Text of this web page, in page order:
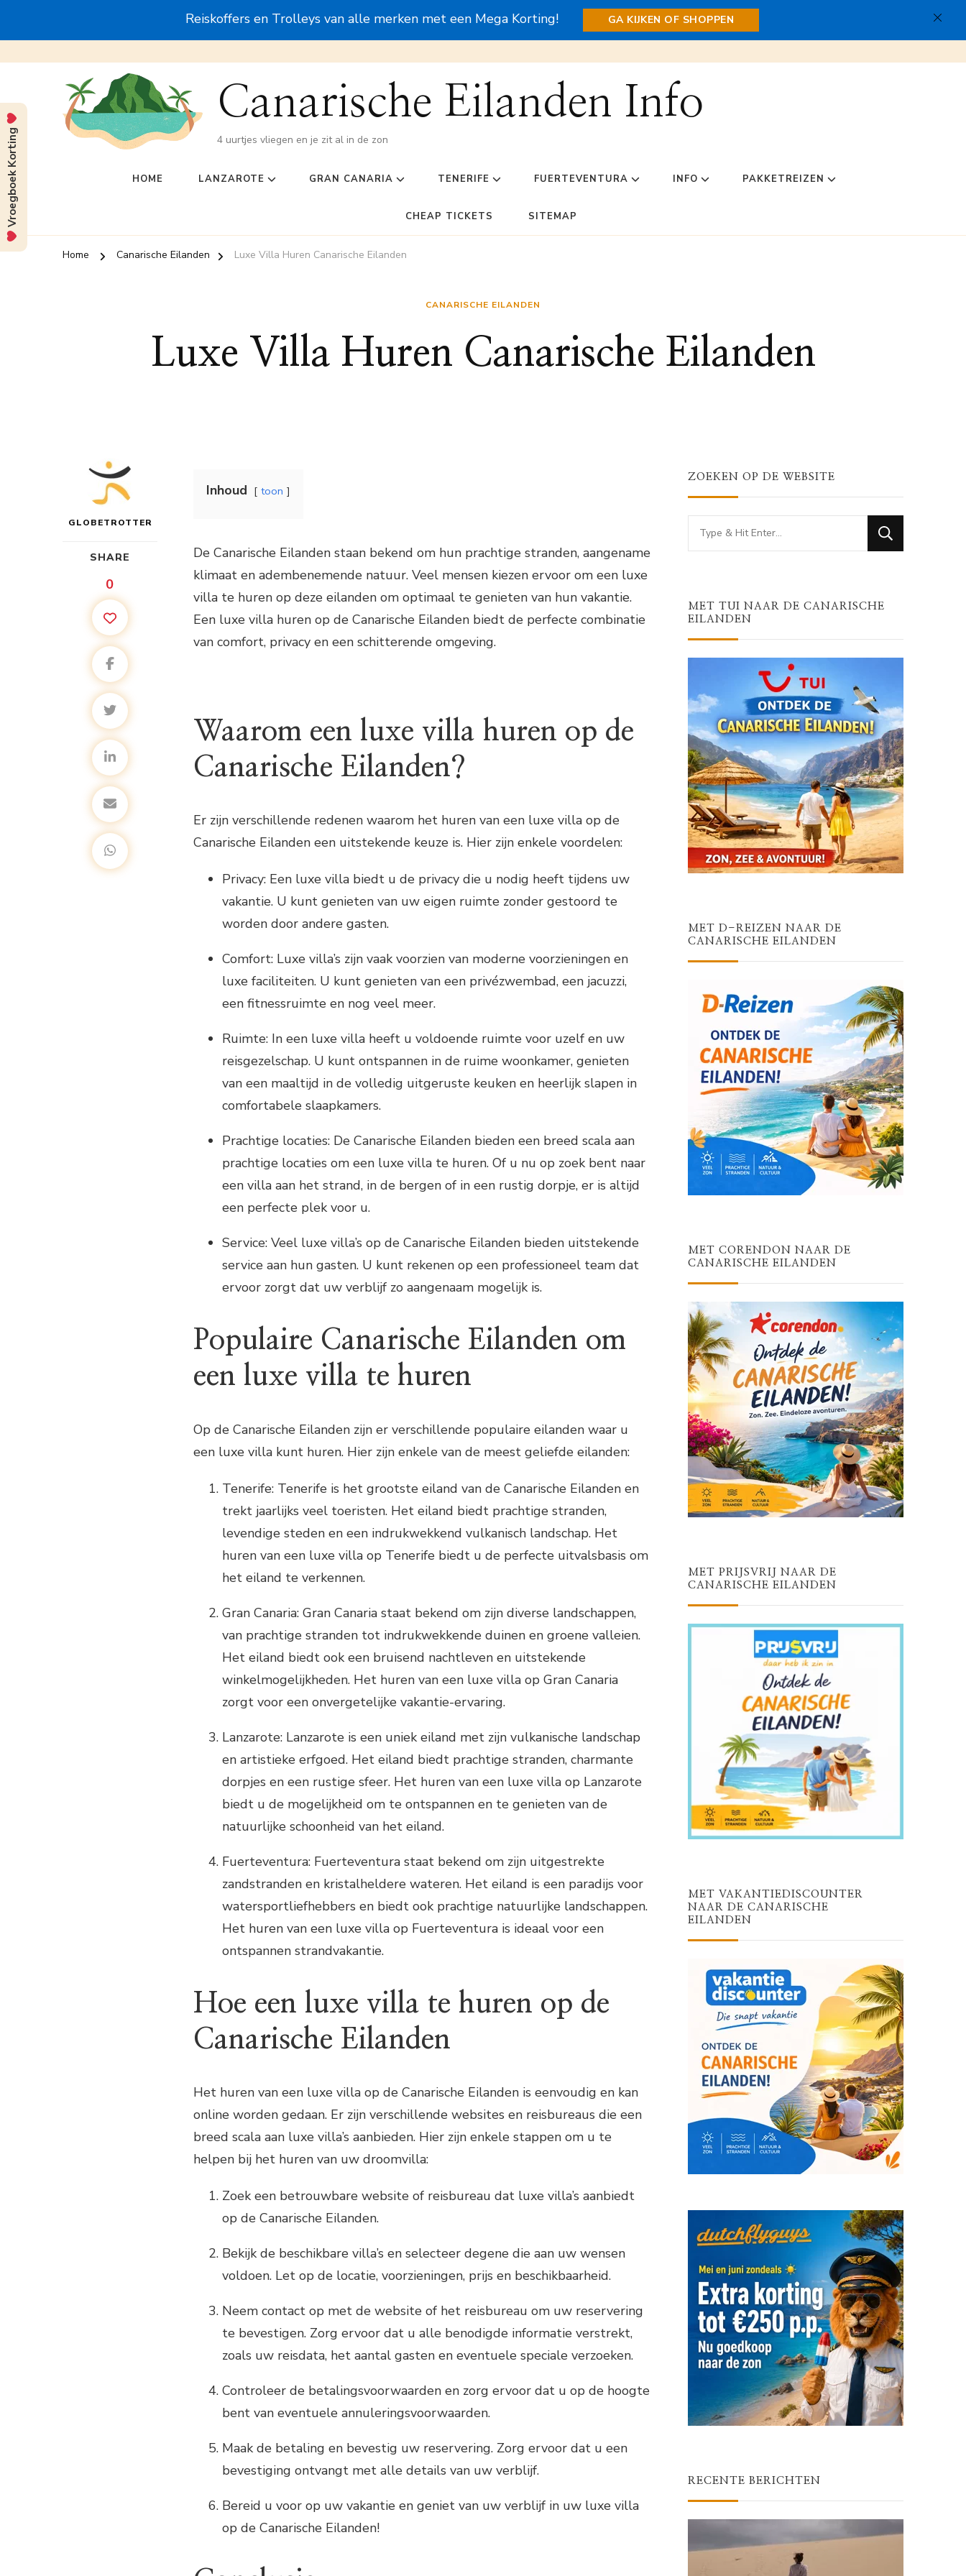
Reiskoffers en Trolleys van alle merken met een Mega Korting! GA KIJKEN OF SHOPPEN
Canarische Eilanden Info
4 uurtjes vliegen en je zit al in de zon
HOME LANZAROTE GRAN CANARIA TENERIFE FUERTEVENTURA INFO PAKKETREIZEN
CHEAP TICKETS SITEMAP
Home Canarische Eilanden Luxe Villa Huren Canarische Eilanden
CANARISCHE EILANDEN
Luxe Villa Huren Canarische Eilanden
GLOBETROTTER
SHARE
0
Inhoud toon
De Canarische Eilanden staan bekend om hun prachtige stranden, aangename
klimaat en adembenemende natuur. Veel mensen kiezen ervoor om een luxe
villa te huren op deze eilanden om optimaal te genieten van hun vakantie.
Een luxe villa huren op de Canarische Eilanden biedt de perfecte combinatie
van comfort, privacy en een schitterende omgeving.
Waarom een luxe villa huren op de
Canarische Eilanden?
Er zijn verschillende redenen waarom het huren van een luxe villa op de
Canarische Eilanden een uitstekende keuze is. Hier zijn enkele voordelen:
Privacy: Een luxe villa biedt u de privacy die u nodig heeft tijdens uw
vakantie. U kunt genieten van uw eigen ruimte zonder gestoord te
worden door andere gasten.
Comfort: Luxe villa’s zijn vaak voorzien van moderne voorzieningen en
luxe faciliteiten. U kunt genieten van een privézwembad, een jacuzzi,
een fitnessruimte en nog veel meer.
Ruimte: In een luxe villa heeft u voldoende ruimte voor uzelf en uw
reisgezelschap. U kunt ontspannen in de ruime woonkamer, genieten
van een maaltijd in de volledig uitgeruste keuken en heerlijk slapen in
comfortabele slaapkamers.
Prachtige locaties: De Canarische Eilanden bieden een breed scala aan
prachtige locaties om een luxe villa te huren. Of u nu op zoek bent naar
een villa aan het strand, in de bergen of in een rustig dorpje, er is altijd
een perfecte plek voor u.
Service: Veel luxe villa’s op de Canarische Eilanden bieden uitstekende
service aan hun gasten. U kunt rekenen op een professioneel team dat
ervoor zorgt dat uw verblijf zo aangenaam mogelijk is.
Populaire Canarische Eilanden om
een luxe villa te huren
Op de Canarische Eilanden zijn er verschillende populaire eilanden waar u
een luxe villa kunt huren. Hier zijn enkele van de meest geliefde eilanden:
Tenerife: Tenerife is het grootste eiland van de Canarische Eilanden en
trekt jaarlijks veel toeristen. Het eiland biedt prachtige stranden,
levendige steden en een indrukwekkend vulkanisch landschap. Het
huren van een luxe villa op Tenerife biedt u de perfecte uitvalsbasis om
het eiland te verkennen.
Gran Canaria: Gran Canaria staat bekend om zijn diverse landschappen,
van prachtige stranden tot indrukwekkende duinen en groene valleien.
Het eiland biedt ook een bruisend nachtleven en uitstekende
winkelmogelijkheden. Het huren van een luxe villa op Gran Canaria
zorgt voor een onvergetelijke vakantie-ervaring.
Lanzarote: Lanzarote is een uniek eiland met zijn vulkanische landschap
en artistieke erfgoed. Het eiland biedt prachtige stranden, charmante
dorpjes en een rustige sfeer. Het huren van een luxe villa op Lanzarote
biedt u de mogelijkheid om te ontspannen en te genieten van de
natuurlijke schoonheid van het eiland.
Fuerteventura: Fuerteventura staat bekend om zijn uitgestrekte
zandstranden en kristalheldere wateren. Het eiland is een paradijs voor
watersportliefhebbers en biedt ook prachtige natuurlijke landschappen.
Het huren van een luxe villa op Fuerteventura is ideaal voor een
ontspannen strandvakantie.
Hoe een luxe villa te huren op de
Canarische Eilanden
Het huren van een luxe villa op de Canarische Eilanden is eenvoudig en kan
online worden gedaan. Er zijn verschillende websites en reisbureaus die een
breed scala aan luxe villa’s aanbieden. Hier zijn enkele stappen om u te
helpen bij het huren van uw droomvilla:
Zoek een betrouwbare website of reisbureau dat luxe villa’s aanbiedt
op de Canarische Eilanden.
Bekijk de beschikbare villa’s en selecteer degene die aan uw wensen
voldoen. Let op de locatie, voorzieningen, prijs en beschikbaarheid.
Neem contact op met de website of het reisbureau om uw reservering
te bevestigen. Zorg ervoor dat u alle benodigde informatie verstrekt,
zoals uw reisdata, het aantal gasten en eventuele speciale verzoeken.
Controleer de betalingsvoorwaarden en zorg ervoor dat u op de hoogte
bent van eventuele annuleringsvoorwaarden.
Maak de betaling en bevestig uw reservering. Zorg ervoor dat u een
bevestiging ontvangt met alle details van uw verblijf.
Bereid u voor op uw vakantie en geniet van uw verblijf in uw luxe villa
op de Canarische Eilanden!
ZOEKEN OP DE WEBSITE
Looking
for
MET TUI NAAR DE CANARISCHE
EILANDEN
MET D-REIZEN NAAR DE
CANARISCHE EILANDEN
MET CORENDON NAAR DE
CANARISCHE EILANDEN
MET PRIJSVRIJ NAAR DE
CANARISCHE EILANDEN
MET VAKANTIEDISCOUNTER
NAAR DE CANARISCHE
EILANDEN
RECENTE BERICHTEN
Vroegboek Korting